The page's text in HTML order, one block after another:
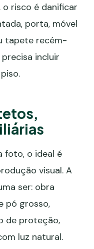
o risco é danificar
porta, móvel
tapete recém-
incluir
foto, o ideal é
visual. A
ser: obra
pó grosso,
de proteção,
luz natural.